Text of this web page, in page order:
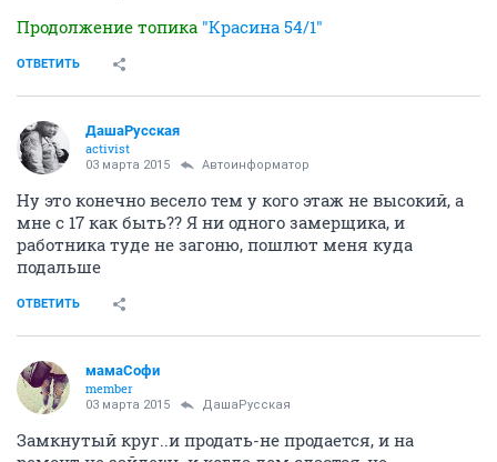
Продолжение топика "Красина 54/1"
ОТВЕТИТЬ
ДашаРусская
activist
03 марта 2015 Автоинформатор
Ну это конечно весело тем у кого этаж не высокий, а
мне с 17 как быть?? Я ни одного замерщика, и
работника туде не загоню, пошлют меня куда
подальше
ОТВЕТИТЬ
мамаСофи
member
03 марта 2015 ДашаРусская
Замкнутый круг..и продать-не продается, и на